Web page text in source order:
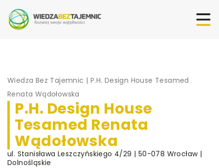
Wiedza Bez Tajemnic | P.H. Design House Tesamed
Renata Wądołowska
P.H. Design House
Tesamed Renata
Wądołowska
ul. Stanisława Leszczyńskiego 4/29 | 50-078 Wrocław |
Dolnośląskie